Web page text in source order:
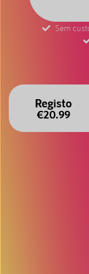
Sem
Registo
€20.99